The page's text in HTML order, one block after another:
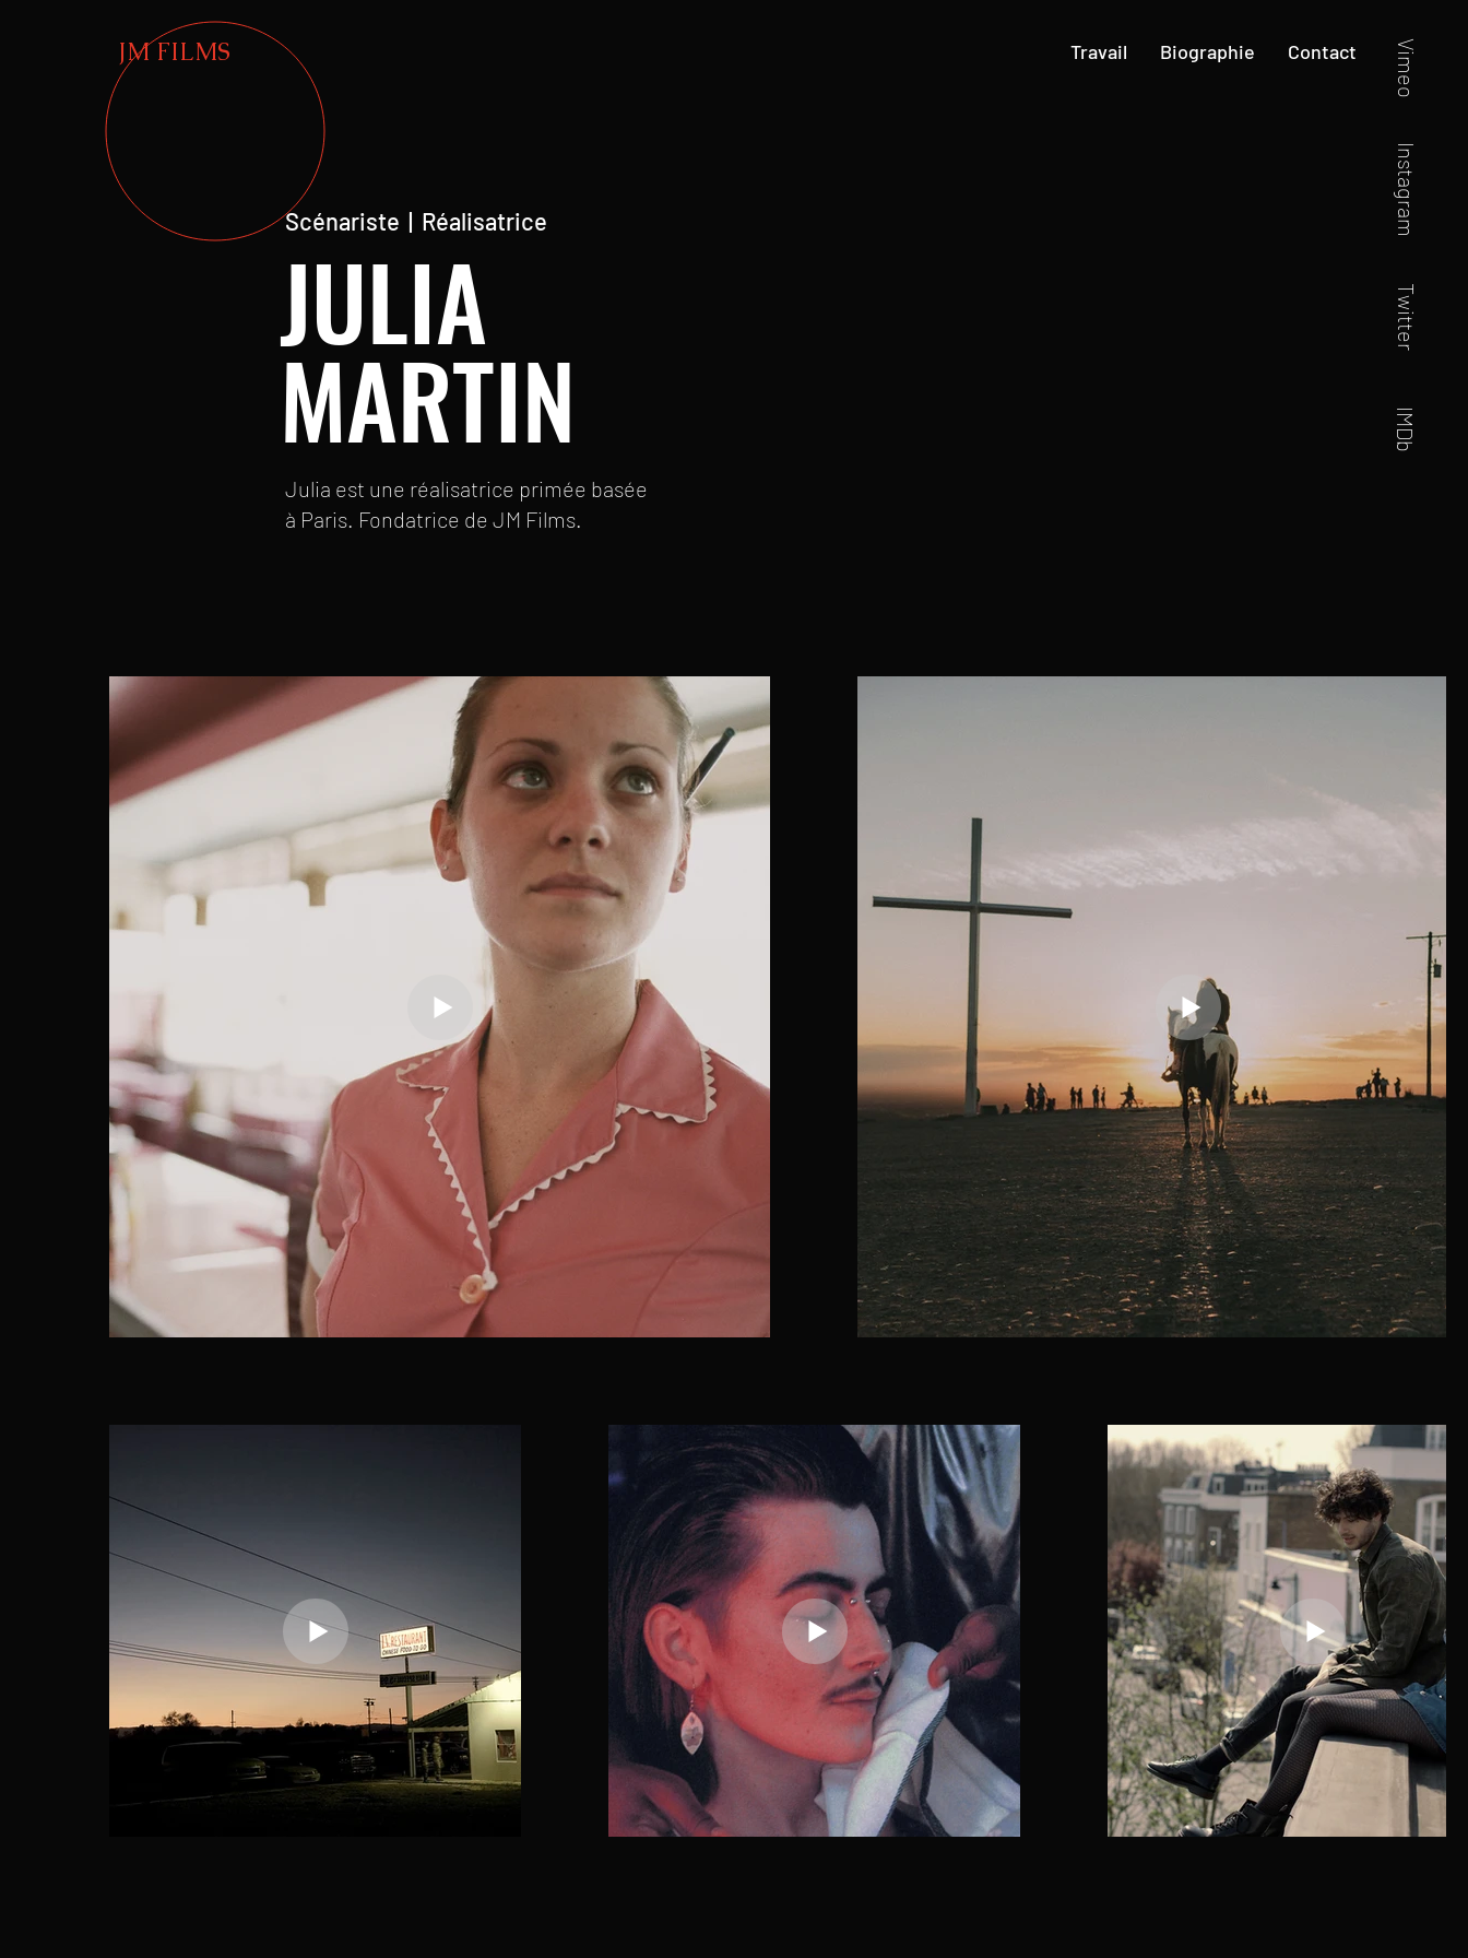
JM FILMS Travail Biographie Contact Vimeo
Instagram
Twitter
IMDb
Scénariste | Réalisatrice
JULIA
MARTIN
Julia est une réalisatrice primée basée
à Paris. Fondatrice de JM Films.